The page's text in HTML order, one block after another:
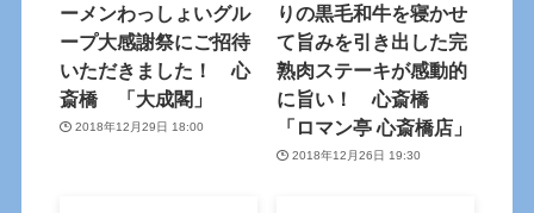
ーメンわっしょいグル
ープ大感謝祭にご招待
いただきました！ 心
斎橋 「大成閣」
2018年12月29日 18:00
りの黒毛和牛を寝かせ
て旨みを引き出した完
熟肉ステーキが感動的
に旨い！ 心斎橋
「ロマン亭 心斎橋店」
2018年12月26日 19:30